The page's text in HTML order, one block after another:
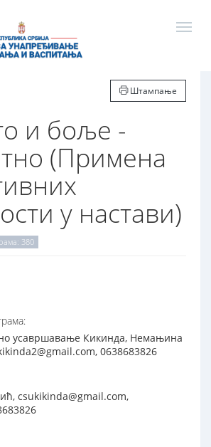
Штампање
и боље -
(Примена
у настави)
380
усавршавање Кикинда, Немањина
0638683826
csukikinda@gmail.com,